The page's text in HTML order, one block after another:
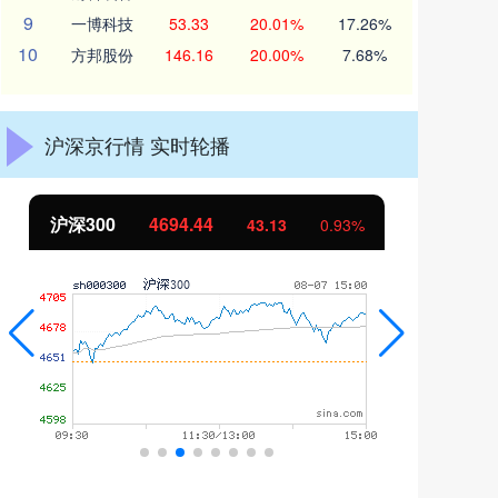
9 一博科技 53.33 20.01% 17.26%
10 方邦股份 146.16 20.00% 7.68%
沪深京行情 实时轮播
北证50 1134.24 11.37 1.01%